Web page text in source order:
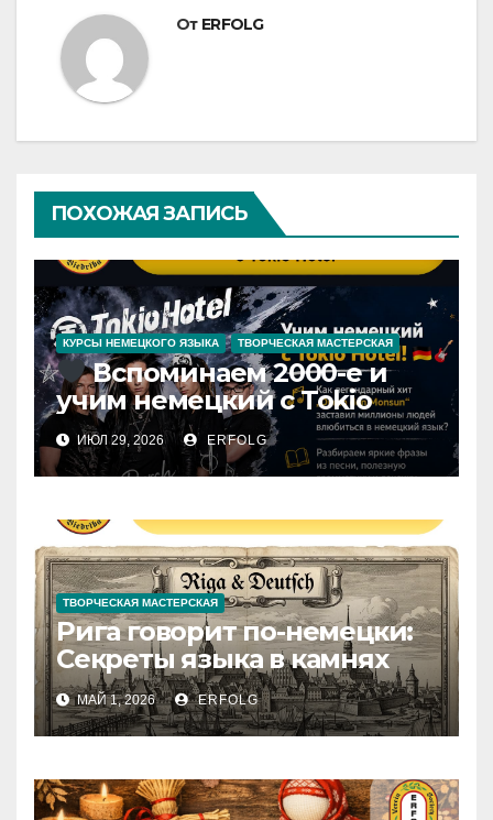
От ERFOLG
ПОХОЖАЯ ЗАПИСЬ
КУРСЫ НЕМЕЦКОГО ЯЗЫКА ТВОРЧЕСКАЯ МАСТЕРСКАЯ
Вспоминаем 2000-е и
учим немецкий с Tokio
Hotel!
ИЮЛ 29, 2026 ERFOLG
ТВОРЧЕСКАЯ МАСТЕРСКАЯ
Рига говорит по-немецки:
Секреты языка в камнях
Старого города
МАЙ 1, 2026 ERFOLG